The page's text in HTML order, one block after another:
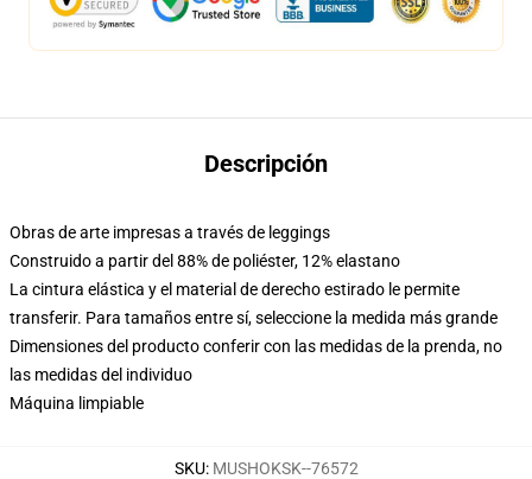
Descripción
Obras de arte impresas a través de leggings
Construido a partir del 88% de poliéster, 12% elastano
La cintura elástica y el material de derecho estirado le permite
transferir. Para tamaños entre sí, seleccione la medida más grande
Dimensiones del producto conferir con las medidas de la prenda, no
las medidas del individuo
Máquina limpiable
SKU: MUSHOKSK--76572